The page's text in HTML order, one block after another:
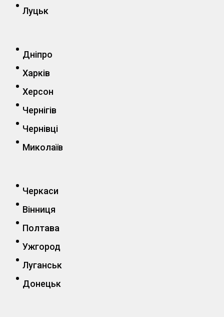
Луцьк
Дніпро
Харків
Херсон
Чернігів
Чернівці
Миколаїв
Черкаси
Вінниця
Полтава
Ужгород
Луганськ
Донецьк